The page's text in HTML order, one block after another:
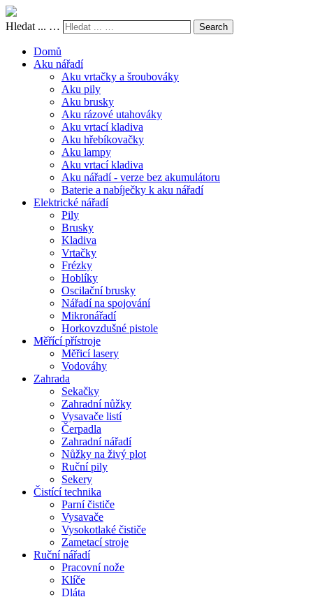
Hledat ... … Search
Domů
Aku nářadí
Aku vrtačky a šroubováky
Aku pily
Aku brusky
Aku rázové utahováky
Aku vrtací kladiva
Aku hřebíkovačky
Aku lampy
Aku vrtací kladiva
Aku nářadí - verze bez akumulátoru
Baterie a nabíječky k aku nářadí
Elektrické nářadí
Pily
Brusky
Kladiva
Vrtačky
Frézky
Hoblíky
Oscilační brusky
Nářadí na spojování
Mikronářadí
Horkovzdušné pistole
Měřící přístroje
Měřicí lasery
Vodováhy
Zahrada
Sekačky
Zahradní nůžky
Vysavače listí
Čerpadla
Zahradní nářadí
Nůžky na živý plot
Ruční pily
Sekery
Čistící technika
Parní čističe
Vysavače
Vysokotlaké čističe
Zametací stroje
Ruční nářadí
Pracovní nože
Klíče
Dláta